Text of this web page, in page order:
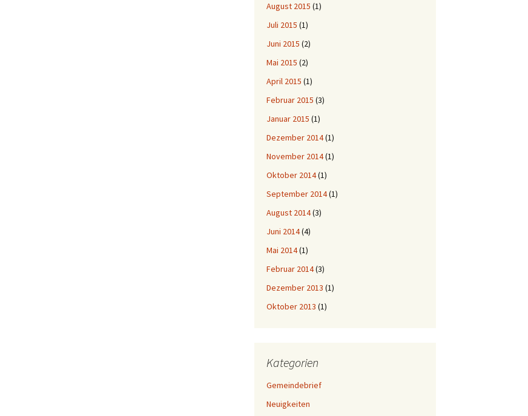
August 2015 (1)
Juli 2015 (1)
Juni 2015 (2)
Mai 2015 (2)
April 2015 (1)
Februar 2015 (3)
Januar 2015 (1)
Dezember 2014(1)
November 2014(1)
Oktober 2014(1)
September 2014(1)
August 2014(3)
Juni 2014(4)
Mai 2014(1)
Februar 2014(3)
Dezember 2013 (1)
Oktober 2013 (1)
Kategorien
Gemeindebrief
Neuigkeiten